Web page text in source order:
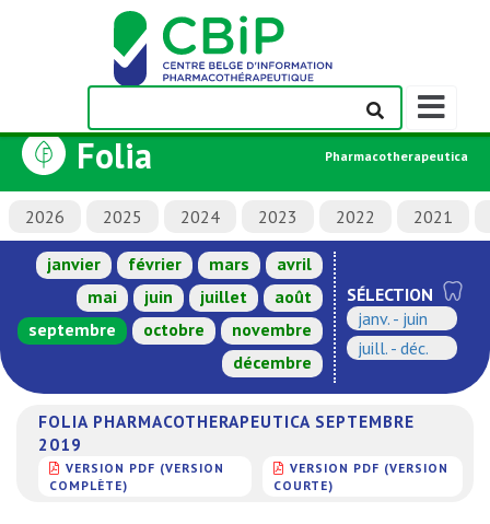
Afficher/
la
de
navigation
Folia Pharmacotherapeutica
2026 2025 2024 2023 2022 2021
janvier février mars
avril
mai
juin juillet
août
septembre
octobre
novembre
décembre
SÉLECTION
janv. - juin
juill. - déc.
FOLIA PHARMACOTHERAPEUTICA SEPTEMBRE
2019
VERSION PDF (VERSION
COMPLÈTE)
VERSION PDF (VERSION
COURTE)